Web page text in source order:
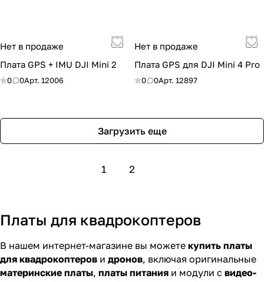
Нет в продаже
Плата GPS + IMU DJI Mini 2
0 0Арт. 12006
Нет в продаже
Плата GPS для DJI Mini 4 Pro
0 0Арт. 12897
Загрузить еще
1 2
Платы для квадрокоптеров
В нашем интернет-магазине вы можете купить платы
для квадрокоптеров и дронов, включая оригинальные
материнские платы, платы питания и модули с видео-